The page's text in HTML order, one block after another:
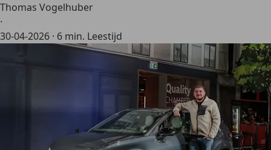
Thomas Vogelhuber
·
30-04-2026 · 6 min. Leestijd